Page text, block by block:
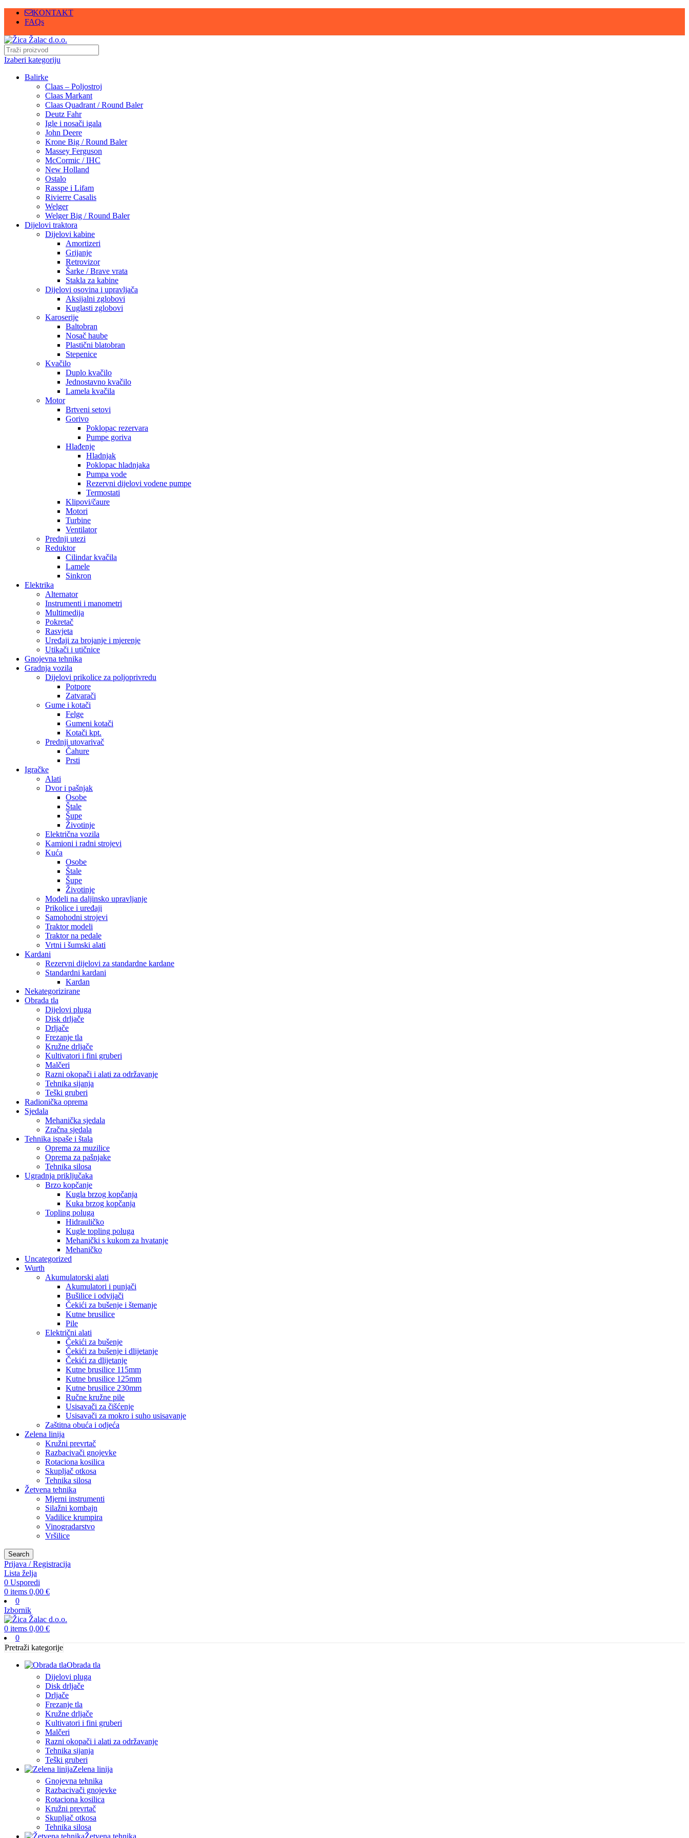
KONTAKT
FAQs
Izaberi kategoriju
Balirke
Claas – Poljostroj
Claas Markant
Claas Quadrant / Round Baler
Deutz Fahr
Igle i nosači igala
John Deere
Krone Big / Round Baler
Massey Ferguson
McCormic / IHC
New Holland
Ostalo
Rasspe i Lifam
Rivierre Casalis
Welger
Welger Big / Round Baler
Dijelovi traktora
Dijelovi kabine
Amortizeri
Grijanje
Retrovizor
Šarke / Brave vrata
Stakla za kabine
Dijelovi osovina i upravljača
Aksijalni zglobovi
Kuglasti zglobovi
Karoserije
Baltobran
Nosač haube
Plastični blatobran
Stepenice
Kvačilo
Duplo kvačilo
Jednostavno kvačilo
Lamela kvačila
Motor
Brtveni setovi
Gorivo
Poklopac rezervara
Pumpe goriva
Hlađenje
Hladnjak
Poklopac hladnjaka
Pumpa vode
Rezervni dijelovi vodene pumpe
Termostati
Klipovi/čaure
Motori
Turbine
Ventilator
Prednji utezi
Reduktor
Cilindar kvačila
Lamele
Sinkron
Elektrika
Alternator
Instrumenti i manometri
Multimedija
Pokretač
Rasvjeta
Uređaji za brojanje i mjerenje
Utikači i utičnice
Gnojevna tehnika
Gradnja vozila
Dijelovi prikolice za poljoprivredu
Potpore
Zatvarači
Gume i kotači
Felge
Gumeni kotači
Kotači kpt.
Prednji utovarivač
Čahure
Prsti
Igračke
Alati
Dvor i pašnjak
Osobe
Štale
Šupe
Životinje
Električna vozila
Kamioni i radni strojevi
Kuća
Osobe
Štale
Šupe
Životinje
Modeli na daljinsko upravljanje
Prikolice i uređaji
Samohodni strojevi
Traktor modeli
Traktor na pedale
Vrtni i šumski alati
Kardani
Rezervni dijelovi za standardne kardane
Standardni kardani
Kardan
Nekategorizirane
Obrada tla
Dijelovi pluga
Disk drljače
Drljače
Frezanje tla
Kružne drljače
Kultivatori i fini gruberi
Malčeri
Razni okopači i alati za održavanje
Tehnika sijanja
Teški gruberi
Radionička oprema
Sjedala
Mehanička sjedala
Zračna sjedala
Tehnika ispaše i štala
Oprema za muzilice
Oprema za pašnjake
Tehnika silosa
Ugradnja priključaka
Brzo kopčanje
Kugla brzog kopčanja
Kuka brzog kopčanja
Topling poluga
Hidrauličko
Kugle topling poluga
Mehanički s kukom za hvatanje
Mehaničko
Uncategorized
Wurth
Akumulatorski alati
Akumulatori i punjači
Bušilice i odvijači
Čekići za bušenje i štemanje
Kutne brusilice
Pile
Električni alati
Čekići za bušenje
Čekići za bušenje i dlijetanje
Čekići za dlijetanje
Kutne brusilice 115mm
Kutne brusilice 125mm
Kutne brusilice 230mm
Ručne kružne pile
Usisavači za čišćenje
Usisavači za mokro i suho usisavanje
Zaštitna obuća i odjeća
Zelena linija
Kružni prevrtač
Razbacivači gnojevke
Rotaciona kosilica
Skupljač otkosa
Tehnika silosa
Žetvena tehnika
Mjerni instrumenti
Silažni kombajn
Vadilice krumpira
Vinogradarstvo
Vršilice
Search
Prijava / Registracija
Lista želja
0 Usporedi
0 items 0,00 €
0
Izbornik
0 items 0,00 €
0
Pretraži kategorije
Obrada tla
Dijelovi pluga
Disk drljače
Drljače
Frezanje tla
Kružne drljače
Kultivatori i fini gruberi
Malčeri
Razni okopači i alati za održavanje
Tehnika sijanja
Teški gruberi
Zelena linija
Gnojevna tehnika
Razbacivači gnojevke
Rotaciona kosilica
Kružni prevrtač
Skupljač otkosa
Tehnika silosa
Žetvena tehnika